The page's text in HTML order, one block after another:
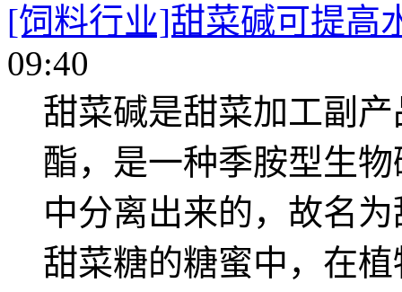
[饲料行业]甜菜碱可提高
09:40
甜菜碱是甜菜加工副
酯，是一种季胺型生
中分离出来的，故名
甜菜糖的糖蜜中，在